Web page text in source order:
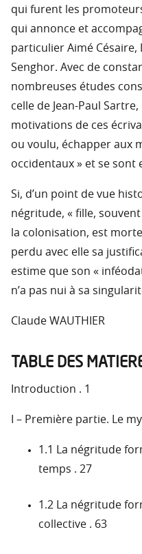
qui furent les
qui annonce et
particulier Aimé Césaire,
Senghor. Avec de
nombreuses études
celle de Jean-Paul
motivations de ces
ou voulu, échapper aux
occidentaux » et se sont
Si, d’un point de vue
négritude, « fille,
la colonisation, est
perdu avec elle sa
estime que son «
n’a pas nui à sa
Claude WAUTHIER
TABLE DES
Introduction . 1
I – Première partie. Le
1.1 La négritude
temps . 27
1.2 La négritude
collective . 63